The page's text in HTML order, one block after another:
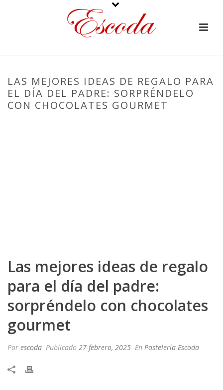
LAS MEJORES IDEAS DE REGALO PARA
EL DÍA DEL PADRE: SORPRÉNDELO
CON CHOCOLATES GOURMET
Las mejores ideas de regalo
para el día del padre:
sorpréndelo con chocolates
gourmet
Por escoda Publicado 27 febrero, 2025 En Pastelería Escoda